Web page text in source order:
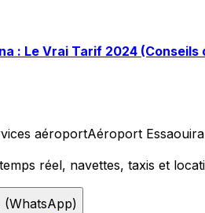
: Le Vrai Tarif 2024 (Conseils
aéroportAéroport
réel, navettes, taxis et
(WhatsApp)